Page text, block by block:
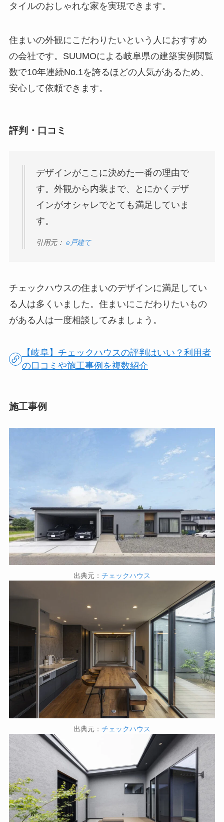
タイルのおしゃれな家を実現できます。
住まいの外観にこだわりたいという人におすすめ
の会社です。SUUMOによる岐阜県の建築実例閲覧
数で10年連続No.1を誇るほどの人気があるため、
安心して依頼できます。
評判・口コミ
デザインがここに決めた一番の理由で
す。外観から内装まで、とにかくデザ
インがオシャレでとても満足していま
す。
引用元： e戸建て
チェックハウスの住まいのデザインに満足してい
る人は多くいました。住まいにこだわりたいもの
がある人は一度相談してみましょう。
【岐阜】チェックハウスの評判はいい？利用者
の口コミや施工事例を複数紹介
施工事例
出典元： チェックハウス
出典元： チェックハウス